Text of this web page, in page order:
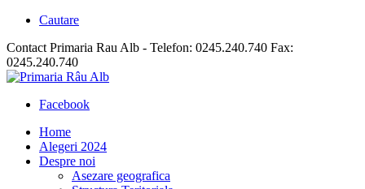
Cautare
Contact Primaria Rau Alb - Telefon: 0245.240.740 Fax:
0245.240.740
Facebook
Home
Alegeri 2024
Despre noi
Asezare geografica